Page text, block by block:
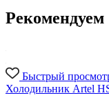
Рекомендуем
Быстрый
Холодильник Artel